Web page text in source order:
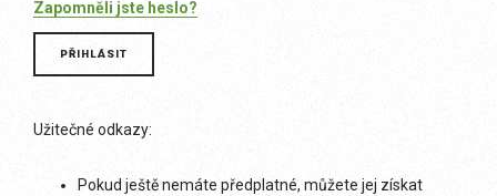
Zapomněli jste heslo?
Užitečné odkazy:
Pokud ještě nemáte předplatné, můžete jej získat